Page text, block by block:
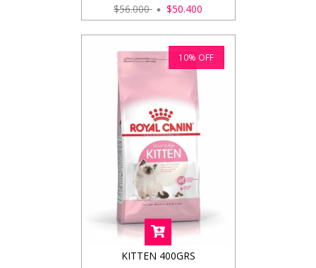
$56.000
$50.400
10% OFF
KITTEN 400GRS